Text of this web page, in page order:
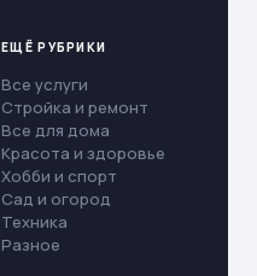
ЕЩЁ РУБРИКИ
Все услуги
Стройка и ремонт
Все для дома
Красота и здоровье
Хобби и спорт
Сад и огород
Техника
Разное